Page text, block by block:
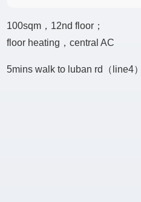
100sqm，12nd floor；
floor heating，central AC
5mins walk to luban rd（line4）